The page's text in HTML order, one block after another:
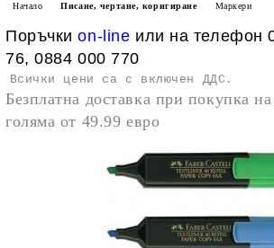
Начало Писане, чертане, коригиране Маркери
Поръчкиon-line или на телефон
76, 0884 000 770
Всички цени са с включен ДДС.
Безплатна доставка при покупка
голяма от 49.99 евро